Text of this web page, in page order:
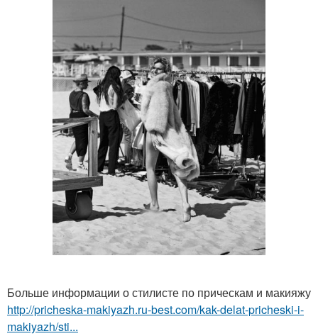
Больше информации о стилисте по прическам и макияжу
http://pricheska-makiyazh.ru-best.com/kak-delat-pricheski-i-
makiyazh/sti...